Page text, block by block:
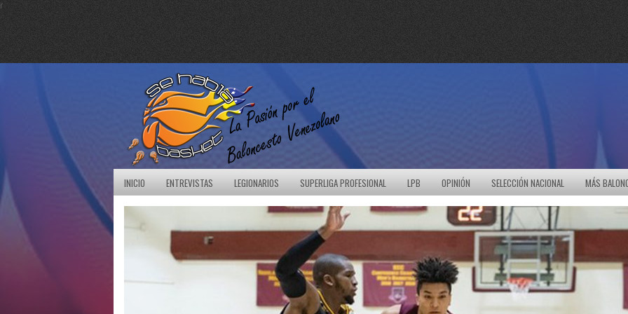
r
INICIO ENTREVISTAS LEGIONARIOS SUPERLIGA PROFESIONAL LPB OPINIÓN SELECCIÓN NACIONAL MÁS